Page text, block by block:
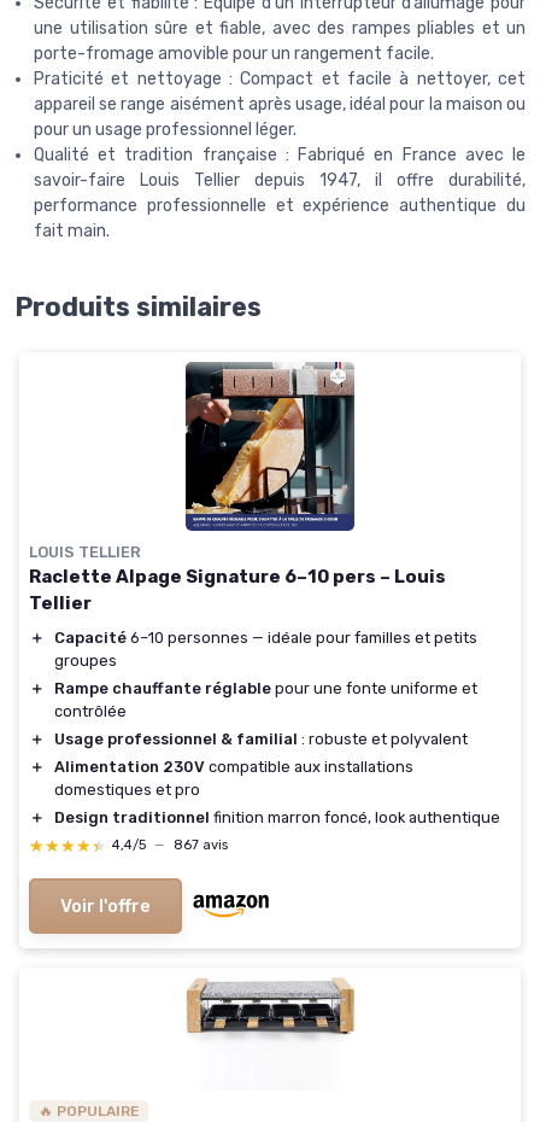
une utilisation sûre et fiable, avec des rampes pliables et un
porte-fromage amovible pour un rangement facile.
Praticité et nettoyage : Compact et facile à nettoyer, cet
appareil se range aisément après usage, idéal pour la maison ou
pour un usage professionnel léger.
Qualité et tradition française : Fabriqué en France avec le
savoir-faire Louis Tellier depuis 1947, il offre durabilité,
performance professionnelle et expérience authentique du
fait main.
Produits similaires
LOUIS TELLIER
Raclette Alpage Signature 6–10 pers – Louis
Tellier
＋ Capacité 6–10 personnes — idéale pour familles et petits
groupes
＋
Rampe chauffante réglable pour une fonte uniforme et
contrôlée
＋
Usage professionnel & familial : robuste et polyvalent
＋
Alimentation 230V compatible aux installations
domestiques et pro
＋
Design traditionnel finition marron foncé, look authentique
★★★★★
★★★★★ 4,4/5 — 867 avis
Voir l'offre
🔥 POPULAIRE